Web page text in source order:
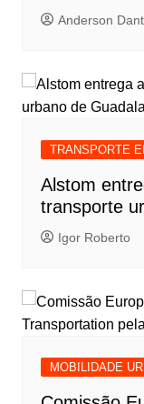
Anderson
TRANSPORTE
Alstom
transporte
Igor Roberto
MOBILIDADE